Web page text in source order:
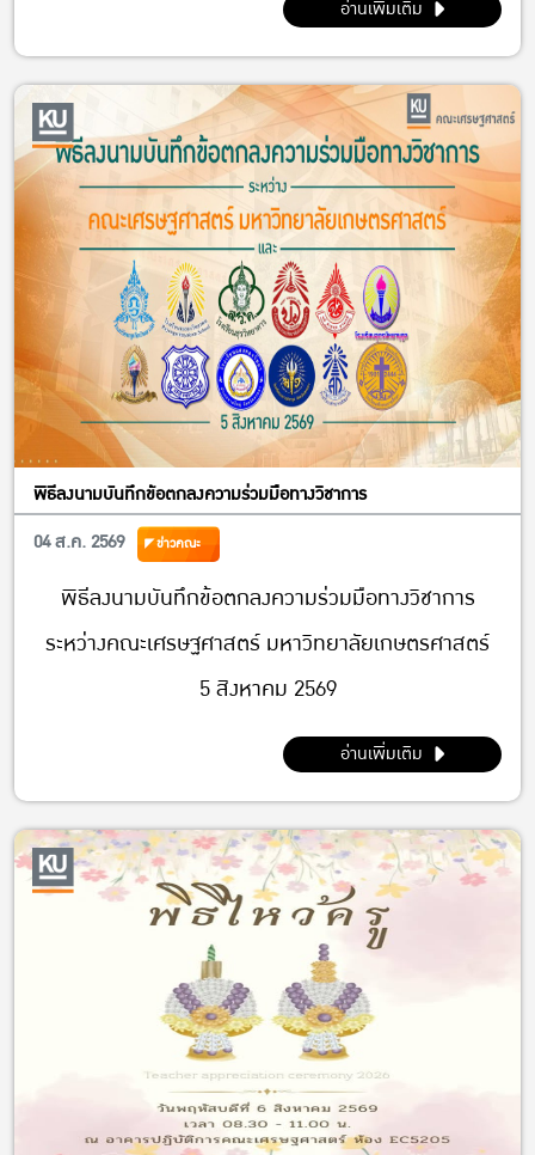
อ่านเพิ่มเติม
พิธีลงนามบันทึกข้อตกลงความร่วมมือทางวิชาการ
04 ส.ค. 2569
ข่าวคณะ
พิธีลงนามบันทึกข้อตกลงความร่วมมือทางวิชาการ
ระหว่างคณะเศรษฐศาสตร์ มหาวิทยาลัยเกษตรศาสตร์
5 สิงหาคม 2569
อ่านเพิ่มเติม